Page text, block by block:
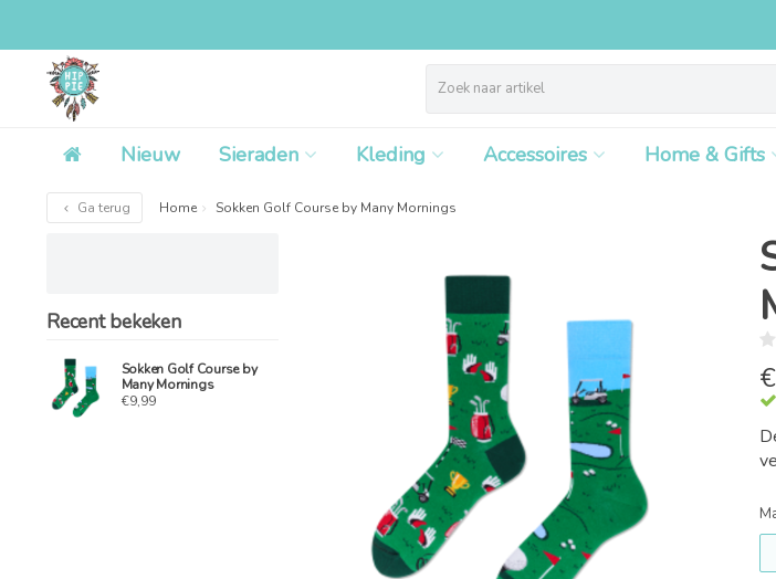
Nieuw Sieraden Kleding Accessoires Home & Gifts
Ga terug Home Sokken Golf Course by Many Mornings
Recent bekeken
Sokken Golf Course by
Many Mornings
€9,99
€